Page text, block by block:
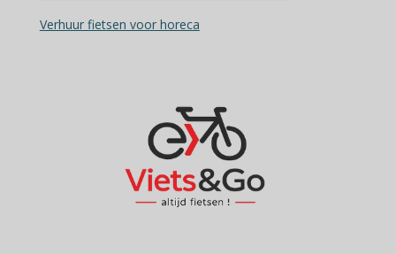
Verhuur fietsen voor horeca